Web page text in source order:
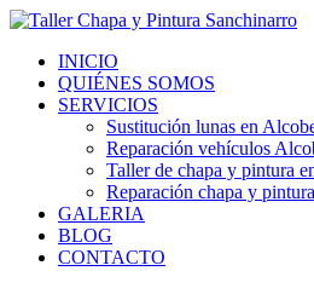
Ir
contenidoINICIO
QUIÉNES SOMOS
SERVICIOS
Sustitución lunas en
Reparación vehículos
Taller de chapa y pintura
Reparación chapa y
GALERIA
BLOG
CONTACTO